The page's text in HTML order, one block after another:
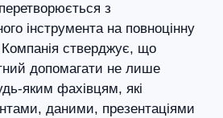
з
інструмента на повноцінну
стверджує, що
допомагати не лише
яким фахівцям, які
даними, презентаціями